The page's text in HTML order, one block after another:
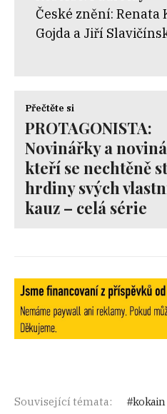
České znění: Renata
Gojda a Jiří
Přečtěte si
PROTAGONISTA:
Novinářky a
kteří se nechtěně
hrdiny svých
kauz – celá série
Související témata: kokain